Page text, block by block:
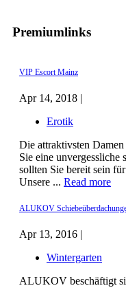
Premiumlinks
VIP Escort Mainz
Apr 14, 2018 |
Erotik
Die attraktivsten
Sie eine
sollten Sie bereit sein
Unsere ... Read more
ALUKOV
Apr 13, 2016 |
Wintergarten
ALUKOV beschäftigt